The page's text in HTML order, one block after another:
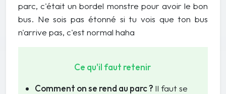
parc, c'était un bordel monstre pour avoir le bon
bus. Ne sois pas étonné si tu vois que ton bus
n'arrive pas, c'est normal haha
Ce qu'il faut retenir
Comment on se rend au parc ? Il faut se